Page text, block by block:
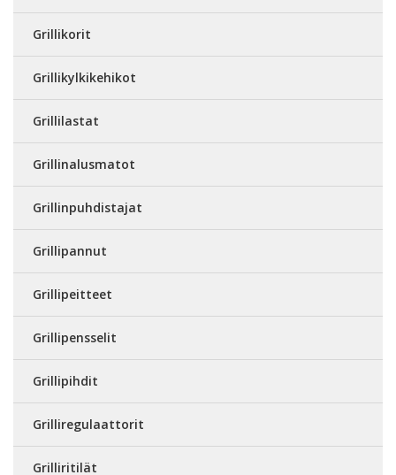
Grillikorit
Grillikylkikehikot
Grillilastat
Grillinalusmatot
Grillinpuhdistajat
Grillipannut
Grillipeitteet
Grillipensselit
Grillipihdit
Grilliregulaattorit
Grilliritilät